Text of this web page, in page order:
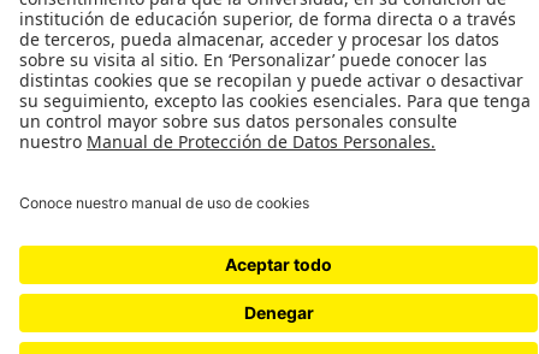
Reconocimiento como Universidad: Decreto 1297 del 30 de mayo de 1964.